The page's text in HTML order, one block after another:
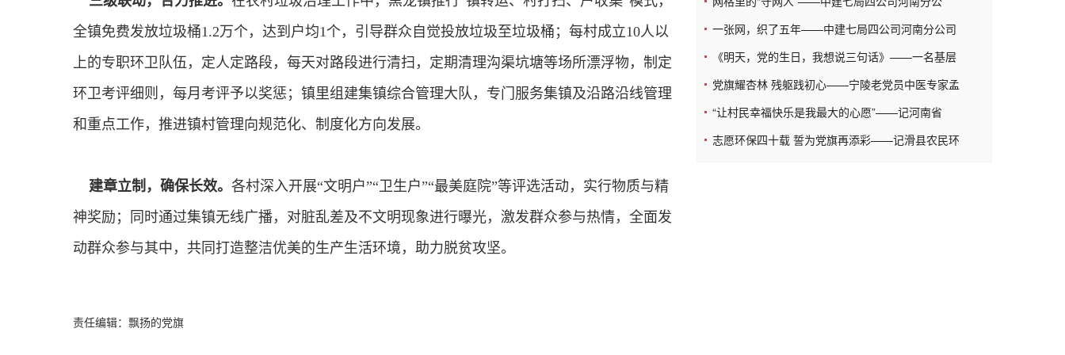
全镇免费发放垃圾桶1.2万个，达到户均1个，引导群众自觉投放垃圾至垃圾桶；每村成立10人以
上的专职环卫队伍，定人定路段，每天对路段进行清扫，定期清理沟渠坑塘等场所漂浮物，制定
环卫考评细则，每月考评予以奖惩；镇里组建集镇综合管理大队，专门服务集镇及沿路沿线管理
和重点工作，推进镇村管理向规范化、制度化方向发展。
建章立制，确保长效。 各村深入开展“文明户”“卫生户”“最美庭院”等评选活动，实行物质与精
神奖励；同时通过集镇无线广播，对脏乱差及不文明现象进行曝光，激发群众参与热情，全面发
动群众参与其中，共同打造整洁优美的生产生活环境，助力脱贫攻坚。
责任编辑：飘扬的党旗
一张网，织了五年——中建七局四公司河南分公司
《明天，党的生日，我想说三句话》——一名基层
党旗耀杏林 残躯践初心——宁陵老党员中医专家孟
“让村民幸福快乐是我最大的心愿”——记河南省
志愿环保四十载 誓为党旗再添彩——记滑县农民环